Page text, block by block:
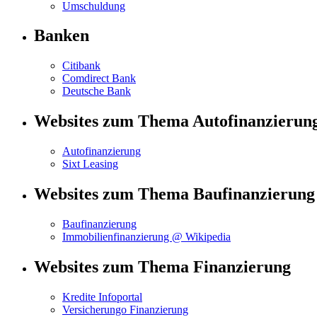
Umschuldung
Banken
Citibank
Comdirect Bank
Deutsche Bank
Websites zum Thema
Autofinanzierung
Sixt Leasing
Websites zum Thema Baufinanzierung
Baufinanzierung
Immobilienfinanzierung @ Wikipedia
Websites zum Thema Finanzierung
Kredite Infoportal
Versicherungo Finanzierung